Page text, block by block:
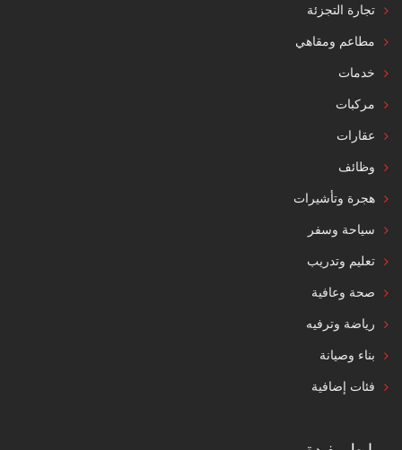
تجارة التجزئة
مطاعم ومقاهي
خدمات
مركبات
عقارات
وظائف
هجرة وتأشيرات
سياحة وسفر
تعليم وتدريب
صحة وعافية
رياضة وترفيه
بناء وصيانة
فئات إضافية